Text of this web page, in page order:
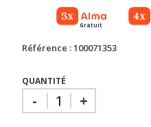
Gratuit
Référence : 100071353
QUANTITÉ
- +